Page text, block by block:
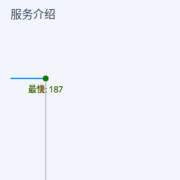
服务介绍
最慢: 187
最快: 187